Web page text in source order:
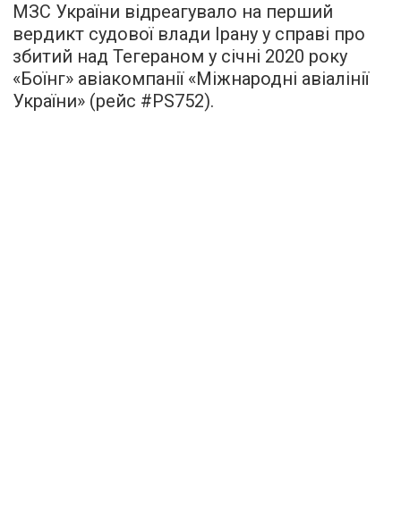
МЗС України відреагувало на перший
вердикт судової влади Ірану у справі про
збитий над Тегераном у січні 2020 року
«Боїнг» авіакомпанії «Міжнародні авіалінії
України» (рейс #PS752).